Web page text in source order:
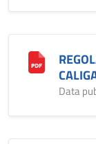
Data